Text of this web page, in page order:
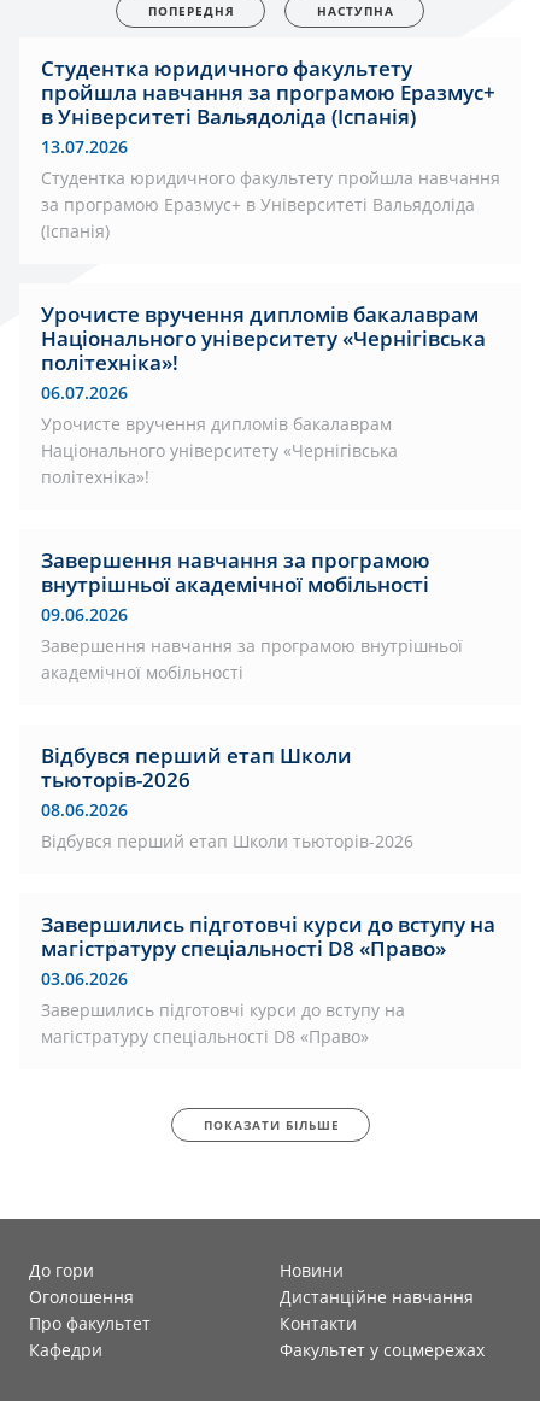
ПОПЕРЕДНЯ НАСТУПНА
Студентка юридичного факультету
пройшла навчання за програмою Еразмус+
в Університеті Вальядоліда (Іспанія)
13.07.2026
Студентка юридичного факультету пройшла навчання
за програмою Еразмус+ в Університеті Вальядоліда
(Іспанія)
Урочисте вручення дипломів бакалаврам
Національного університету «Чернігівська
політехніка»!
06.07.2026
Урочисте вручення дипломів бакалаврам
Національного університету «Чернігівська
політехніка»!
Завершення навчання за програмою
внутрішньої академічної мобільності
09.06.2026
Завершення навчання за програмою внутрішньої
академічної мобільності
Відбувся перший етап Школи
тьюторів-2026
08.06.2026
Відбувся перший етап Школи тьюторів-2026
Завершились підготовчі курси до вступу на
магістратуру спеціальності D8 «Право»
03.06.2026
Завершились підготовчі курси до вступу на
магістратуру спеціальності D8 «Право»
ПОКАЗАТИ БІЛЬШЕ
До гори
Новини
Оголошення
Дистанційне навчання
Про факультет
Контакти
Кафедри
Факультет у соцмережах